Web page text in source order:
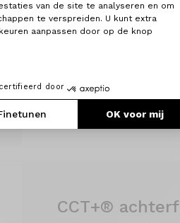
van de site te analyseren en om
te verspreiden. U kunt extra
aanpassen door op de knop
door
OK voor mij
consent
CCT+®